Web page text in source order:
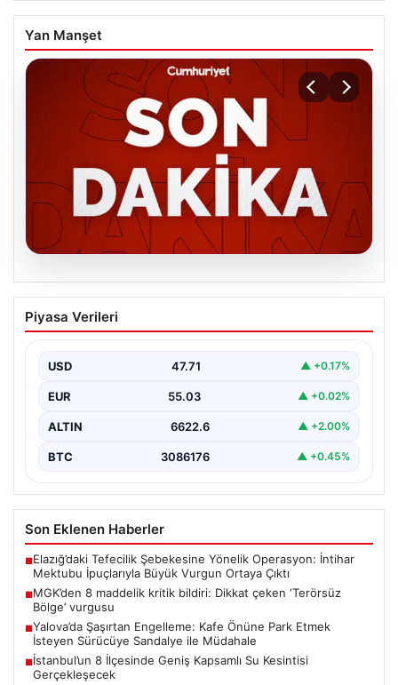
Yan Manşet
MGK’den 8 maddelik kritik bildiri: Dikkat
çeken ‘Terörsüz Bölge’ vurgusu
Piyasa Verileri
USD 47.71 ▲ +0.17%
EUR 55.03 ▲ +0.02%
ALTIN 6622.6 ▲ +2.00%
BTC 3086176 ▲ +0.45%
Son Eklenen Haberler
■Elazığ’daki Tefecilik Şebekesine Yönelik Operasyon: İntihar
Mektubu İpuçlarıyla Büyük Vurgun Ortaya Çıktı
■MGK’den 8 maddelik kritik bildiri: Dikkat çeken ‘Terörsüz
Bölge’ vurgusu
■Yalova’da Şaşırtan Engelleme: Kafe Önüne Park Etmek
İsteyen Sürücüye Sandalye ile Müdahale
■İstanbul’un 8 İlçesinde Geniş Kapsamlı Su Kesintisi
Gerçekleşecek